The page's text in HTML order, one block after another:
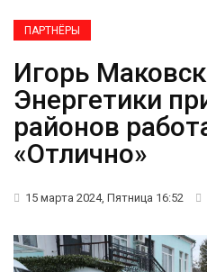
ПАРТНЁРЫ
Игорь
Энергетики
районов
«Отлично»
15 марта 2024, Пятница 16:52